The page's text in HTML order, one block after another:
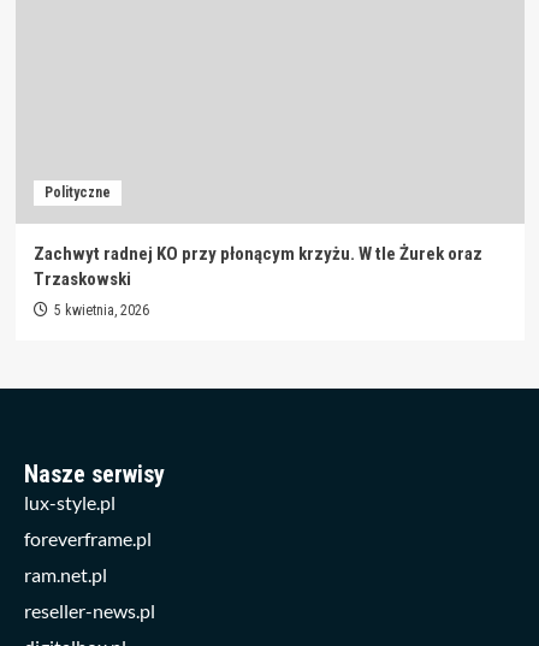
Polityczne
Zachwyt radnej KO przy płonącym krzyżu. W tle Żurek oraz
Trzaskowski
5 kwietnia, 2026
Nasze serwisy
lux-style.pl
foreverframe.pl
ram.net.pl
reseller-news.pl